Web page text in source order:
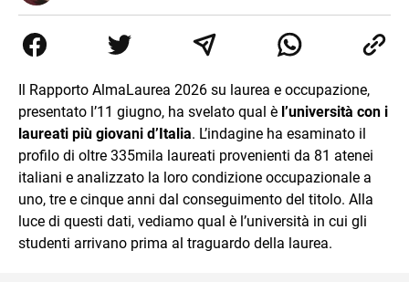
di trasformare la passione per la scrittura in un lavoro, e
da lì non mi sono più fermata. L’attualità è il mio pane
mente.
Il Rapporto AlmaLaurea 2026 su laurea e occupazione,
presentato l’11 giugno, ha svelato qual è l’università con i
laureati più giovani d’Italia. L’indagine ha esaminato il
profilo di oltre 335mila laureati provenienti da 81 atenei
italiani e analizzato la loro condizione occupazionale a
uno, tre e cinque anni dal conseguimento del titolo. Alla
luce di questi dati, vediamo qual è l’università in cui gli
studenti arrivano prima al traguardo della laurea.